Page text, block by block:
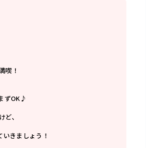
喫！
ずOK♪
、
きましょう！